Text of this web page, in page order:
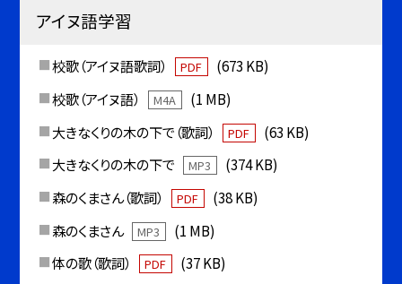
アイヌ語学習
校歌（アイヌ語歌詞） PDF
(673 KB)
校歌（アイヌ語）
M4A
(1 MB)
大きなくりの木の下で（歌詞）
PDF
(63 KB)
大きなくりの木の下で
MP3
(374 KB)
森のくまさん（歌詞）
PDF
(38 KB)
森のくまさん
MP3
(1 MB)
体の歌（歌詞）
PDF
(37 KB)